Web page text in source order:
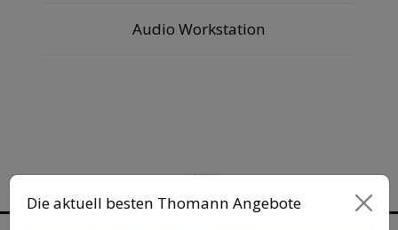
Audio Workstation
ANZEIGE
Die aktuell besten Thomann Angebote